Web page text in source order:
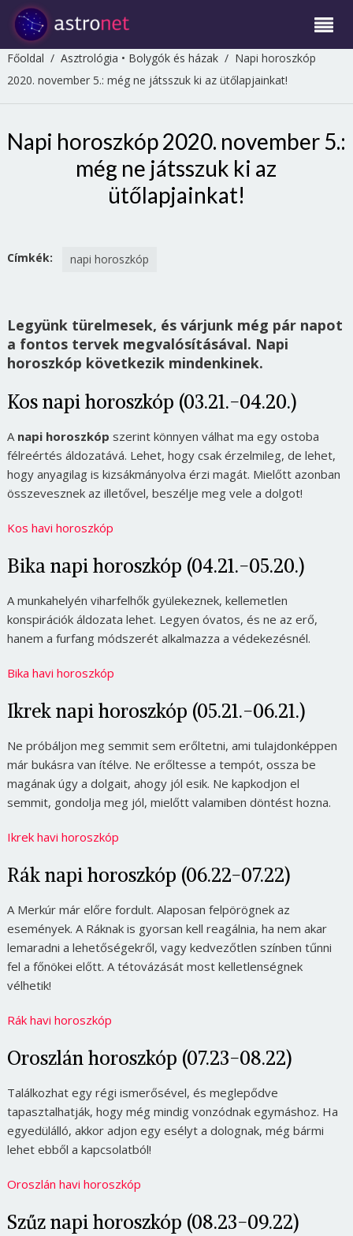
Főoldal / Asztrológia • Bolygók és házak/ Napi horoszkóp
2020. november 5.: még ne játsszuk ki az ütőlapjainkat!
Napi horoszkóp 2020. november 5.:
még ne játsszuk ki az
ütőlapjainkat!
Címkék: napi horoszkóp
Legyünk türelmesek, és várjunk még pár napot
a fontos tervek megvalósításával. Napi
horoszkóp következik mindenkinek.
Kos napi horoszkóp (03.21.-04.20.)
A napi horoszkóp szerint könnyen válhat ma egy ostoba
félreértés áldozatává. Lehet, hogy csak érzelmileg, de lehet,
hogy anyagilag is kizsákmányolva érzi magát. Mielőtt azonban
összevesznek az illetővel, beszélje meg vele a dolgot!
Kos havi horoszkóp
Bika napi horoszkóp (04.21.-05.20.)
A munkahelyén viharfelhők gyülekeznek, kellemetlen
konspirációk áldozata lehet. Legyen óvatos, és ne az erő,
hanem a furfang módszerét alkalmazza a védekezésnél.
Bika havi horoszkóp
Ikrek napi horoszkóp (05.21.-06.21.)
Ne próbáljon meg semmit sem erőltetni, ami tulajdonképpen
már bukásra van ítélve. Ne erőltesse a tempót, ossza be
magának úgy a dolgait, ahogy jól esik. Ne kapkodjon el
semmit, gondolja meg jól, mielőtt valamiben döntést hozna.
Ikrek havi horoszkóp
Rák napi horoszkóp (06.22-07.22)
A Merkúr már előre fordult. Alaposan felpörögnek az
események. A Ráknak is gyorsan kell reagálnia, ha nem akar
lemaradni a lehetőségekről, vagy kedvezőtlen színben tűnni
fel a főnökei előtt. A tétovázását most kelletlenségnek
vélhetik!
Rák havi horoszkóp
Oroszlán horoszkóp (07.23-08.22)
Találkozhat egy régi ismerősével, és meglepődve
tapasztalhatják, hogy még mindig vonzódnak egymáshoz. Ha
egyedülálló, akkor adjon egy esélyt a dolognak, még bármi
lehet ebből a kapcsolatból!
Oroszlán havi horoszkóp
Szűz napi horoszkóp (08.23-09.22)